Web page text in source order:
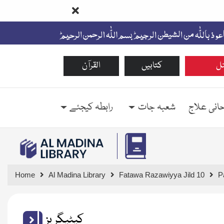
القرآن کتابیں
علاج شعبہ جات رابطہ کیجئے
Home Al Madina Library Fatawa Razawiyya Jild 10
کیٹیگریز